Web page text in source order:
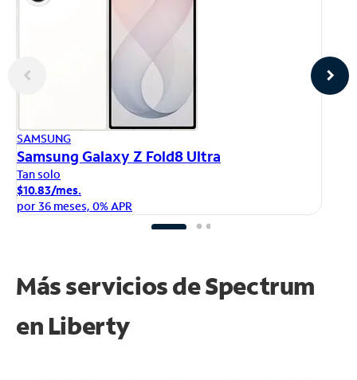
SAMSUNG
Samsung Galaxy Z Fold8 Ultra
Tan solo
$10.83/mes.
por 36 meses, 0% APR
Más servicios de Spectrum
en Liberty